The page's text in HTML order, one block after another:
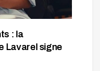
: la
Lavarel signe